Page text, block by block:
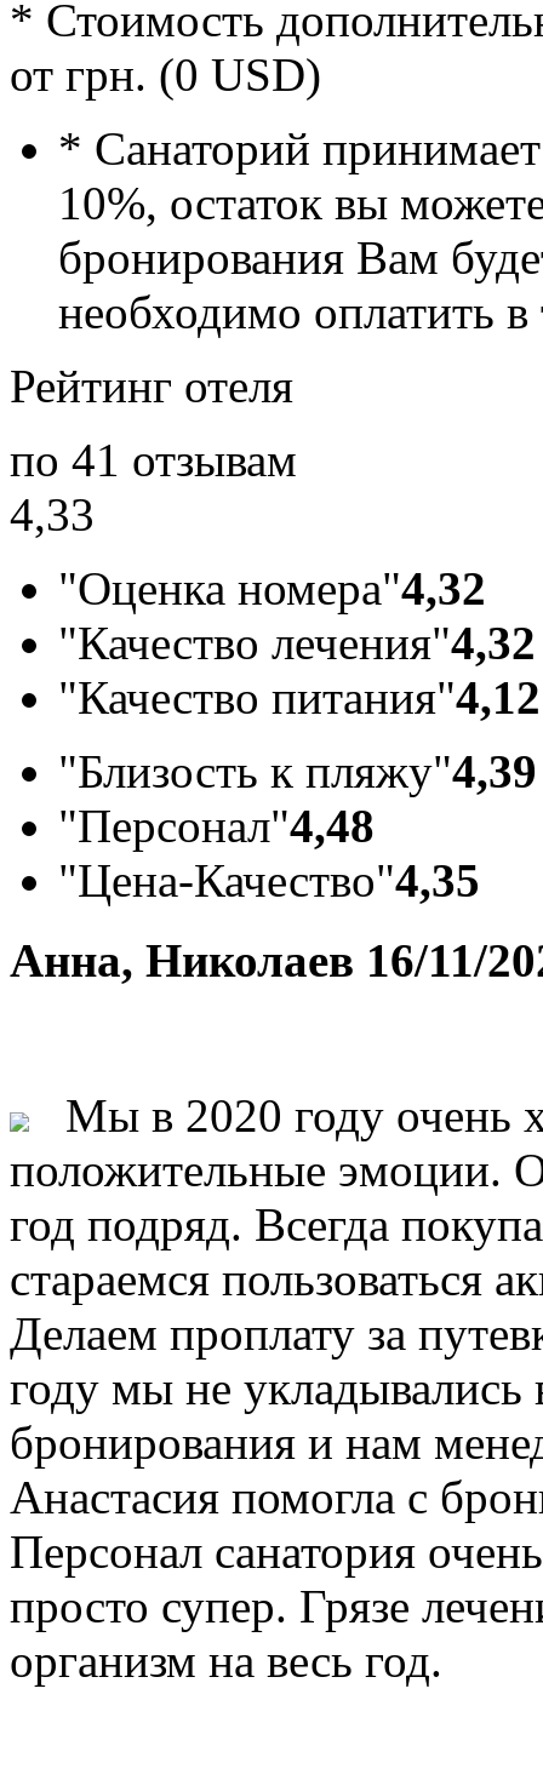
* Стоимость
от грн. (0 USD)
* Санаторий
10%, остаток вы
бронирования Вам
необходимо оплатить
Рейтинг отеля
по 41 отзывам
4,33
"Оценка номера"4,32
"Качество лечения"4,32
"Качество питания"4,12
"Близость к пляжу"4,39
"Персонал"4,48
"Цена-Качество"4,35
Анна, Николаев 16/11/
Мы в 2020 году очень
положительные эмоции.
год подряд. Всегда
стараемся пользоваться
Делаем проплату за
году мы не укладывались
бронирования и нам
Анастасия помогла с
Персонал санатория
просто супер. Грязе
организм на весь год.